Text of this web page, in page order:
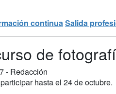
continua Salida
de
- Redacción
hasta el 24 de octubre.